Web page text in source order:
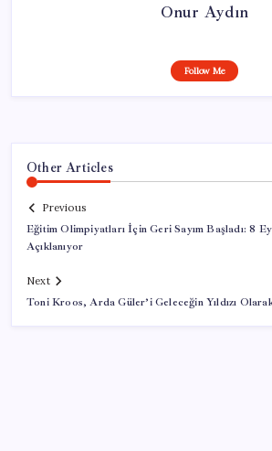
Onur Aydın
Follow Me
Other Articles
Previous
Eğitim Olimpiyatları İçin Geri Sayım Başladı: 8
Açıklanıyor
Next
Toni Kroos, Arda Güler’i Geleceğin Yıldızı